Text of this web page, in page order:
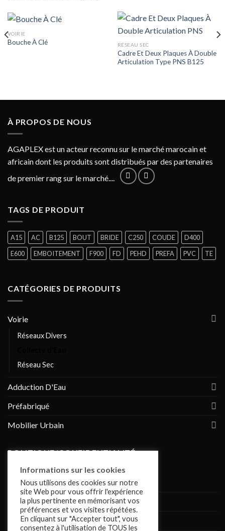
VOIRIE
Bouche À Clé RÉSEAU SEC
Cadre Et Deux Plaques À Double
Articulation Type PNS B125
À PROPOS DE NOUS
AGAPLEX est un acteur reconnu sur le marché marocain et
africain dont les produits sont distribués par des partenaires
de premier rang sur le marché....
TAGS DE PRODUIT
A15 AC B125 BOUT BRIDE C250 COUDE
D400
E600
EMBOITEMENT F900 FD PEHD PREFA PVC TE
CATÉGORIES DE PRODUITS
Voirie
Réseaux Divers
Réseau Sec
Adduction D'Eau
Préfabriqué
Mobilier Urbain
POLITIQUE/CONFIDENTIALITÉ
Conditions de vente
Politique de confidentialité
Mentions légales
Informations sur les cookies
Nous utilisons des cookies sur notre
site Web pour vous offrir l'expérience
la plus pertinente en mémorisant vos
préférences et vos visites répétées.
En cliquant sur "Accepter tout", vous
consentez à l'utilisation de TOUS les